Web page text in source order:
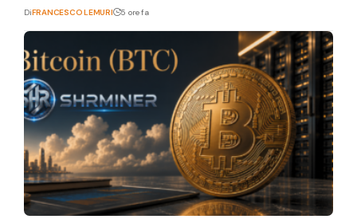
DiFRANCESCO LEMURI 5 ore fa